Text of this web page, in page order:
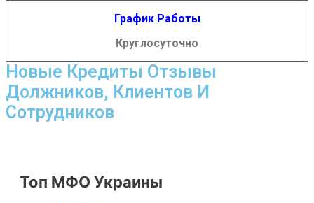
График Работы
Круглосуточно
Новые Кредиты Отзывы
Должников, Клиентов И
Сотрудников
Топ МФО Украины